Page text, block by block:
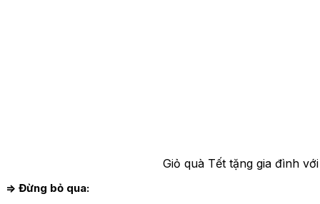
Giỏ quà Tết tặng gia đình
=> Đừng bỏ qua: